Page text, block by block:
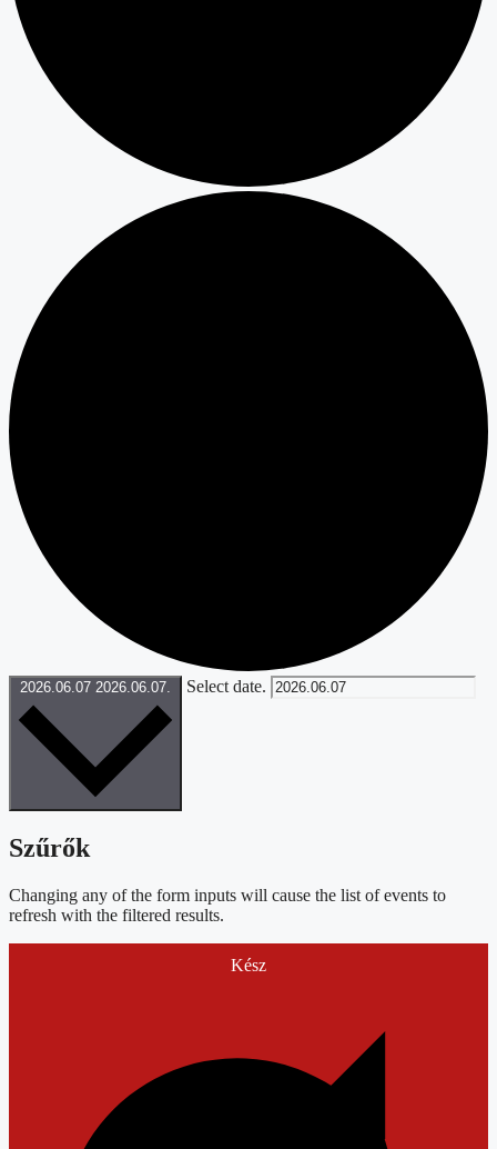
2026.06.07 2026.06.07. Select date.
Szűrők
Changing any of the form inputs will cause the list of events to
refresh with the filtered results.
Kész